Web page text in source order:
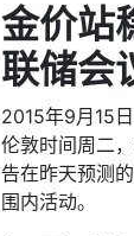
金价站
联储会
2015年9月15
伦敦时间周二
告在昨天预测
围内活动。